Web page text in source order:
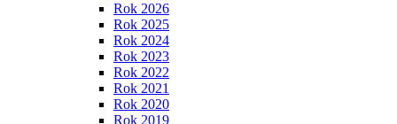
Rok 2026
Rok 2025
Rok 2024
Rok 2023
Rok 2022
Rok 2021
Rok 2020
Rok 2019